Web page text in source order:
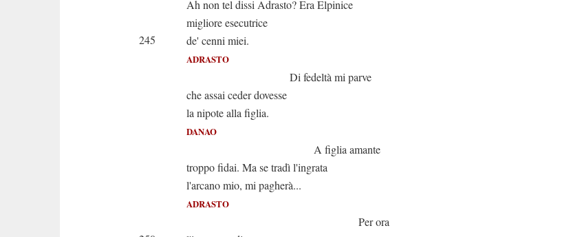
Ah non tel dissi Adrasto? Era Elpinice
migliore esecutrice
245
de' cenni miei.
ADRASTO
Di fedeltà mi parve
che assai ceder dovesse
la nipote alla figlia.
DANAO
A figlia amante
troppo fidai. Ma se tradì l'ingrata
l'arcano mio, mi pagherà...
ADRASTO
Per ora